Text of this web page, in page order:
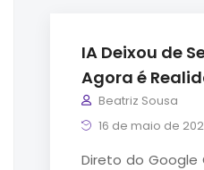
IA Deixou de
Agora é
Beatriz Sousa
16 de maio de
Direto do Google